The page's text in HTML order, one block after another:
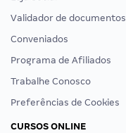
Validador de documentos
Conveniados
Programa de Afiliados
Trabalhe Conosco
Preferências de Cookies
CURSOS ONLINE